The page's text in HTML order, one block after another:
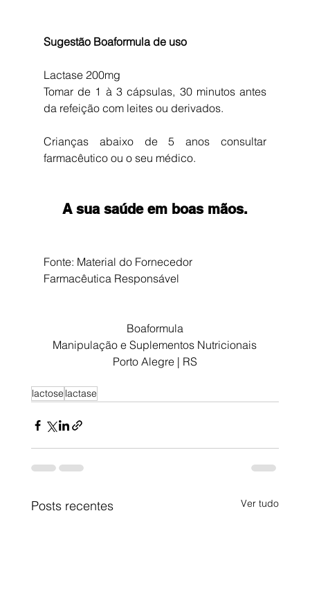
Sugestão Boaformula de uso
Lactase 200mg
Tomar de 1 à 3 cápsulas, 30 minutos antes
da refeição com leites ou derivados.
Crianças abaixo de 5 anos consultar
farmacêutico ou o seu médico.
A sua saúde em boas mãos.
Fonte: Material do Fornecedor
Farmacêutica Responsável
Boaformula
Manipulação e Suplementos Nutricionais
Porto Alegre | RS
lactose lactase
Posts recentes Ver tudo